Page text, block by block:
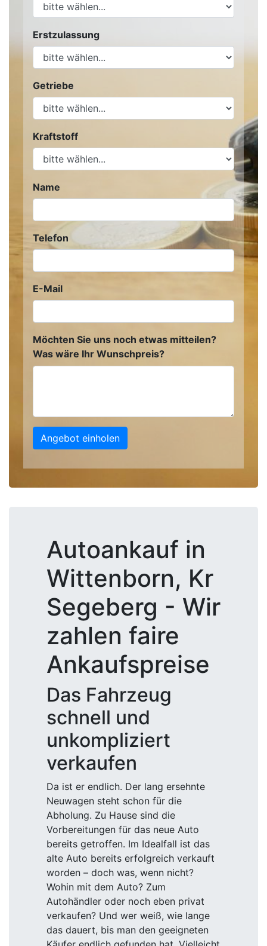
Erstzulassung
Getriebe
Kraftstoff
Name
Telefon
E-Mail
Möchten Sie uns noch etwas mitteilen?
Was wäre Ihr Wunschpreis?
Angebot einholen
Autoankauf in
Wittenborn, Kr
Segeberg - Wir
zahlen faire
Ankaufspreise
Das Fahrzeug
schnell und
unkompliziert
verkaufen
Da ist er endlich. Der lang ersehnte
Neuwagen steht schon für die
Abholung. Zu Hause sind die
Vorbereitungen für das neue Auto
bereits getroffen. Im Idealfall ist das
alte Auto bereits erfolgreich verkauft
worden – doch was, wenn nicht?
Wohin mit dem Auto? Zum
Autohändler oder noch eben privat
verkaufen? Und wer weiß, wie lange
das dauert, bis man den geeigneten